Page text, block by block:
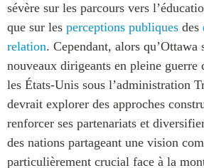
sévère sur les parcours vers
que sur les perceptions publiques des
relation. Cependant, alors qu’Ottawa
nouveaux dirigeants en pleine guerre
les États-Unis sous l’administration
devrait explorer des approches
renforcer ses partenariats et
des nations partageant une vision
particulièrement crucial face à la